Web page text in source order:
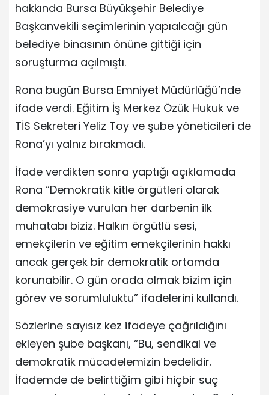
hakkında Bursa Büyükşehir Belediye
Başkanvekili seçimlerinin yapıalcağı gün
belediye binasının önüne gittiği için
soruşturma açılmıştı.
Rona bugün Bursa Emniyet Müdürlüğü’nde
ifade verdi. Eğitim İş Merkez Özük Hukuk ve
TİS Sekreteri Yeliz Toy ve şube yöneticileri de
Rona’yı yalnız bırakmadı.
İfade verdikten sonra yaptığı açıklamada
Rona “Demokratik kitle örgütleri olarak
demokrasiye vurulan her darbenin ilk
muhatabı biziz. Halkın örgütlü sesi,
emekçilerin ve eğitim emekçilerinin hakkı
ancak gerçek bir demokratik ortamda
korunabilir. O gün orada olmak bizim için
görev ve sorumluluktu” ifadelerini kullandı.
Sözlerine sayısız kez ifadeye çağrıldığını
ekleyen şube başkanı, “Bu, sendikal ve
demokratik mücadelemizin bedelidir.
İfademde de belirttiğim gibi hiçbir suç